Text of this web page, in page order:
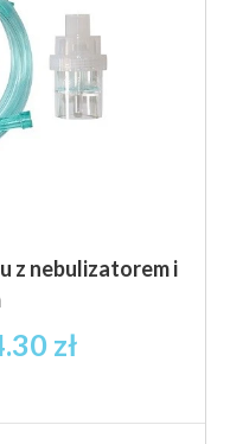
z nebulizatorem i
złZakres
3.75 zł